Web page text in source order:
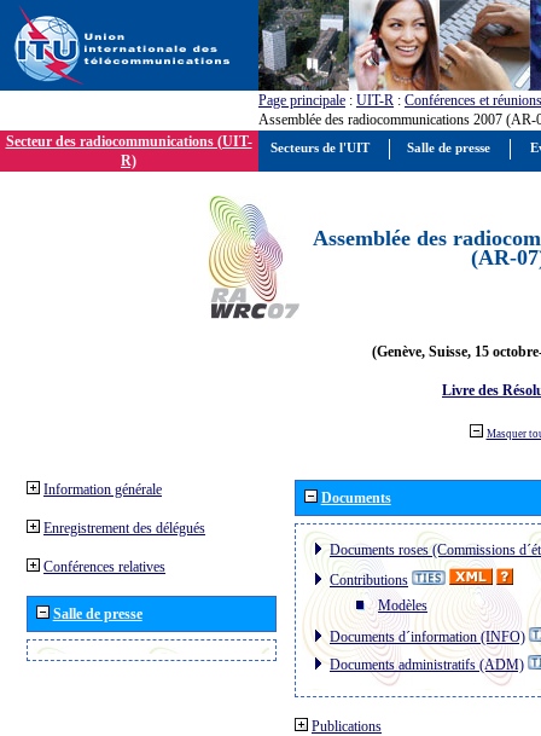
Page principale : UIT-R : Conférences et réunions
Assemblée des radiocommunications 2007 (AR-
Secteur des radiocommunications (UIT-
R)
Assemblée des
(AR-
(Genève, Suisse, 15
Livre des
Masquer
Information générale
Enregistrement des délégués
Conférences relatives
Salle de presse
Documents
Documents roses (Commissions
Contributions
Modèles
Documents d´information (INFO)
Documents administratifs (ADM)
Publications
Secteurs de l'UIT Salle de presse